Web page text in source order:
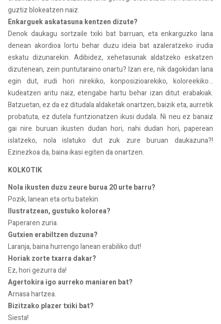
guztiz blokeatzen naiz.
Enkarguek askatasuna kentzen dizute?
Denok daukagu sortzaile txiki bat barruan, eta enkarguzko lana
denean akordioa lortu behar duzu ideia bat azaleratzeko irudia
eskatu dizunarekin. Adibidez, xehetasunak aldatzeko eskatzen
dizutenean, zein puntutaraino onartu? Izan ere, nik dagokidan lana
egin dut, irudi hori nirekiko, konposizioarekiko, koloreekiko...
kudeatzen aritu naiz, etengabe hartu behar izan ditut erabakiak.
Batzuetan, ez da ez ditudala aldaketak onartzen, baizik eta, aurretik
probatuta, ez dutela funtzionatzen ikusi dudala. Ni neu ez banaiz
gai nire buruan ikusten dudan hori, nahi dudan hori, paperean
islatzeko, nola islatuko dut zuk zure buruan daukazuna?!
Ezinezkoa da, baina ikasi egiten da onartzen.
KOLKOTIK
Nola ikusten duzu zeure burua 20 urte barru?
Pozik, lanean eta ortu batekin.
Ilustratzean, gustuko kolorea?
Paperaren zuria.
Gutxien erabiltzen duzuna?
Laranja, baina hurrengo lanean erabiliko dut!
Horiak zorte txarra dakar?
Ez, hori gezurra da!
Agertokira igo aurreko maniaren bat?
Arnasa hartzea.
Bizitzako plazer txiki bat?
Siesta!